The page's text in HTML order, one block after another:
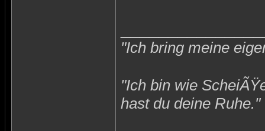
"Ich bring meine
"Ich bin wie
hast du deine